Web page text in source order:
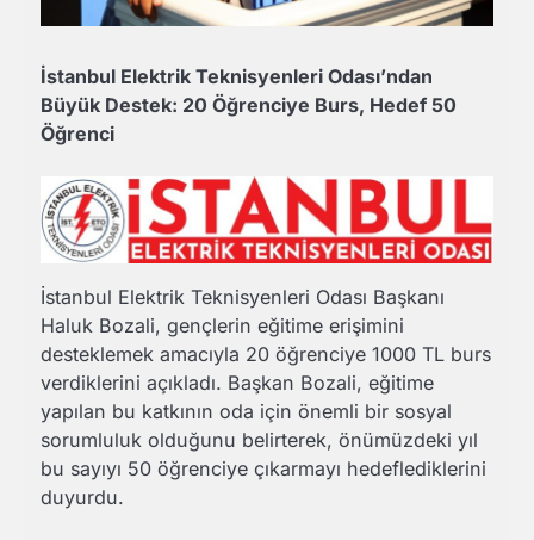
İstanbul Elektrik Teknisyenleri Odası’ndan
Büyük Destek: 20 Öğrenciye Burs, Hedef 50
Öğrenci
İstanbul Elektrik Teknisyenleri Odası Başkanı
Haluk Bozali, gençlerin eğitime erişimini
desteklemek amacıyla 20 öğrenciye 1000 TL burs
verdiklerini açıkladı. Başkan Bozali, eğitime
yapılan bu katkının oda için önemli bir sosyal
sorumluluk olduğunu belirterek, önümüzdeki yıl
bu sayıyı 50 öğrenciye çıkarmayı hedeflediklerini
duyurdu.